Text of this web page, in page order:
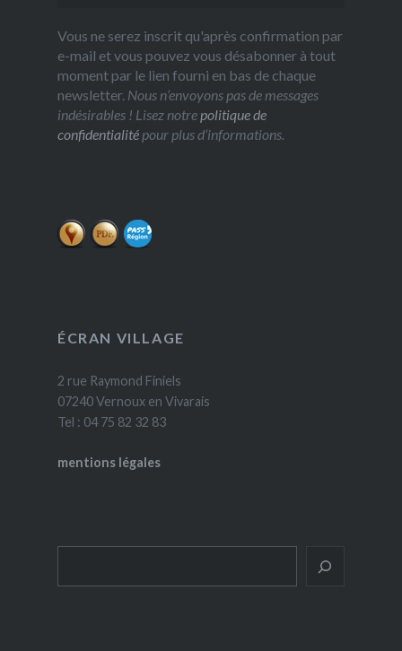
Vous ne serez inscrit qu'après confirmation par
e-mail et vous pouvez vous désabonner à tout
moment par le lien fourni en bas de chaque
newsletter. Nous n’envoyons pas de messages
indésirables ! Lisez notrepolitique de
confidentialitépour plus d’informations.
ÉCRAN VILLAGE
2 rue Raymond Finiels
07240 Vernoux en Vivarais
Tel : 04 75 82 32 83
mentions légales